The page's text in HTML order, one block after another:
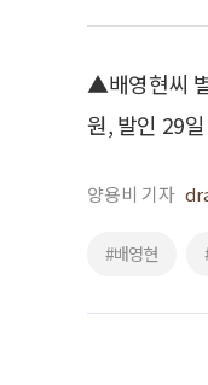
▲배영현씨
원, 발인 29
양용비 기자
#배영현